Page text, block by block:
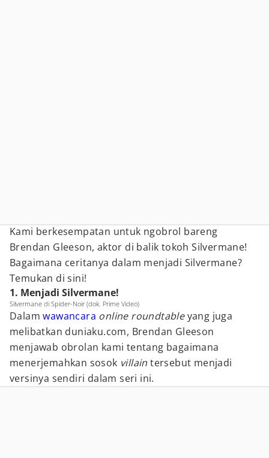
Kami berkesempatan untuk ngobrol bareng
Brendan Gleeson, aktor di balik tokoh Silvermane!
Bagaimana ceritanya dalam menjadi Silvermane?
Temukan di sini!
1. Menjadi Silvermane!
Silvermane di Spider-Noir (dok. Prime Video)
Dalamwawancara online roundtableyang juga
melibatkan duniaku.com, Brendan Gleeson
menjawab obrolan kami tentang bagaimana
menerjemahkan sosok villaintersebut menjadi
versinya sendiri dalam seri ini.